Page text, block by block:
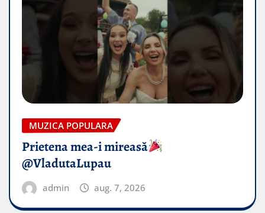
MUZICA POPULARA
Prietena mea-i mireasă​
@VladutaLupau
admin aug. 7, 2026